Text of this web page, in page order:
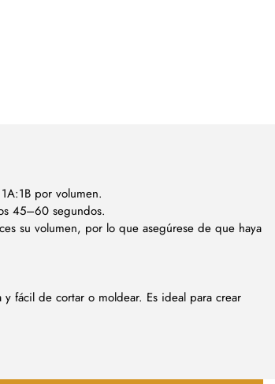
por volumen.
45–60 segundos.
su volumen, por lo que asegúrese de que haya
fácil de cortar o moldear. Es ideal para crear